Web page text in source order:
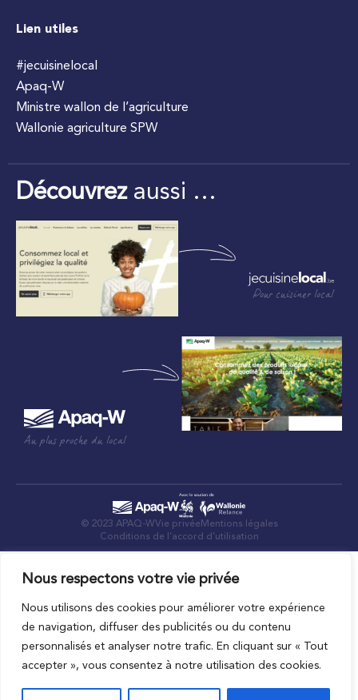
Nous respectons votre vie privée
Nous utilisons des cookies pour améliorer votre expérience
de navigation, diffuser des publicités ou du contenu
personnalisés et analyser notre trafic. En cliquant sur « Tout
accepter », vous consentez à notre utilisation des cookies.
Lien utiles
#jecuisinelocal
Apaq-W
Ministre wallon de l’agriculture
Wallonie agriculture SPW
Découvrezaussi …
Pour cuisiner local
Au plus proche du local
© 2023 APAQ-WVie privée Mentions légales
Conditions de l’accord d’utilisation